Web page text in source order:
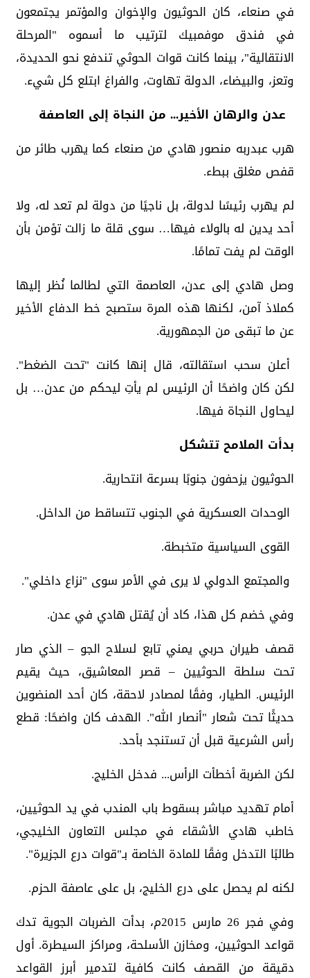
في صنعاء، كان الحوثيون والإخوان والمؤتمر يجتمعون
في فندق موفمبيك لترتيب ما أسموه "المرحلة
الانتقالية"، بينما كانت قوات الحوثي تندفع نحو الحديدة،
وتعز، والبيضاء، الدولة تهاوت، والفراغ ابتلع كل شيء.
عدن والرهان الأخير... من النجاة إلى العاصفة
هرب عبدربه منصور هادي من صنعاء كما يهرب طائر من
قفص مغلق ببطء.
لم يهرب رئيسًا لدولة، بل ناجيًا من دولة لم تعد له، ولا
أحد يدين له بالولاء فيها… سوى قلة ما زالت تؤمن بأن
الوقت لم يفت تمامًا.
وصل هادي إلى عدن، العاصمة التي لطالما نُظر إليها
كملاذ آمن، لكنها هذه المرة ستصبح خط الدفاع الأخير
عن ما تبقى من الجمهورية.
أعلن سحب استقالته، قال إنها كانت "تحت الضغط".
لكن كان واضحًا أن الرئيس لم يأتِ ليحكم من عدن… بل
ليحاول النجاة فيها.
بدأت الملامح تتشكل
الحوثيون يزحفون جنوبًا بسرعة انتحارية.
الوحدات العسكرية في الجنوب تتساقط من الداخل.
القوى السياسية متخبطة.
والمجتمع الدولي لا يرى في الأمر سوى "نزاع داخلي".
وفي خضم كل هذا، كاد أن يُقتل هادي في عدن.
قصف طيران حربي يمني تابع لسلاح الجو – الذي صار
تحت سلطة الحوثيين – قصر المعاشيق، حيث يقيم
الرئيس. الطيار، وفقًا لمصادر لاحقة، كان أحد المنضوين
حديثًا تحت شعار "أنصار الله". الهدف كان واضحًا: قطع
رأس الشرعية قبل أن تستنجد بأحد.
لكن الضربة أخطأت الرأس... فدخل الخليج.
أمام تهديد مباشر بسقوط باب المندب في يد الحوثيين،
خاطب هادي الأشقاء في مجلس التعاون الخليجي،
طالبًا التدخل وفقًا للمادة الخاصة بـ"قوات درع الجزيرة".
لكنه لم يحصل على درع الخليج، بل على عاصفة الحزم.
وفي فجر 26 مارس 2015م، بدأت الضربات الجوية تدك
قواعد الحوثيين، ومخازن الأسلحة، ومراكز السيطرة. أول
دقيقة من القصف كانت كافية لتدمير أبرز القواعد